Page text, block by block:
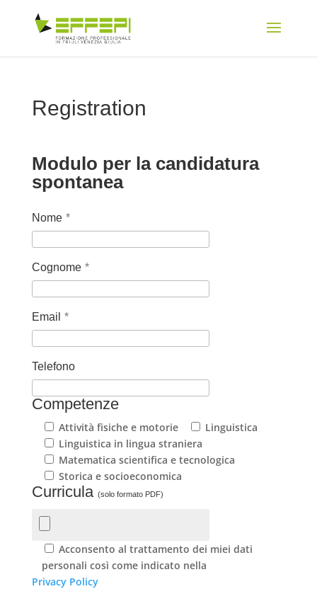
Registration
Modulo per la candidatura
spontanea
Nome *
Cognome *
Email *
Telefono
Competenze
Attività fisiche e motorie
Linguistica
Linguistica in lingua straniera
Matematica scientifica e tecnologica
Storica e socioeconomica
Curricula (solo formato PDF)
Acconsento al trattamento dei miei dati
personali così come indicato nella
Privacy Policy